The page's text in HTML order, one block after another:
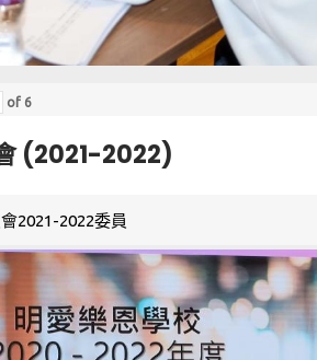
of 6
(2021-2022)
2021-2022委員